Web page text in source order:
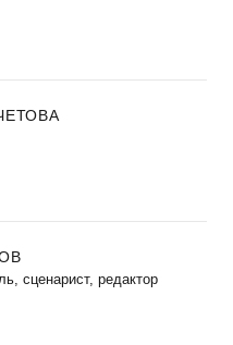
сценарист, редактор